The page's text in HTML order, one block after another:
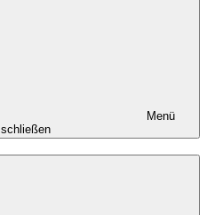
Menü
schließen